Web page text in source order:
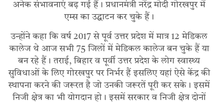
अनेक संभावनाएं बढ़ गई हैं। प्रधानमंत्री नरेंद्र मोदी गोरखपुर में
एम्स का उद्घाटन कर चुके हैं।
उन्होंने कहा कि वर्ष 2017 से पूर्व उत्तर प्रदेश में मात्र 12 मेडिकल
कालेज थे आज सभी 75 जिलों में मेडिकल कालेज बन चुके हैं या
बन रहे हैं। तराई, बिहार व पूर्वी उत्तर प्रदेश के लोग स्वास्थ्य
सुविधाओं के लिए गोरखपुर पर निर्भर हैं इसलिए यहां ऐसे केंद्र की
स्थापना करने की जरूरत है जो उनकी जरूरतें पूरी कर सके। इसमें
निजी क्षेत्र का भी योगदान हो। इसमें सरकार व निजी क्षेत्र दोनों